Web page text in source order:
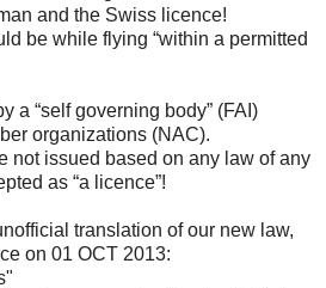
and the Swiss licence!
be while flying “within a permitted
a “self governing body” (FAI)
organizations (NAC).
not issued based on any law of any
as “a licence”!
translation of our new law,
on 01 OCT 2013: